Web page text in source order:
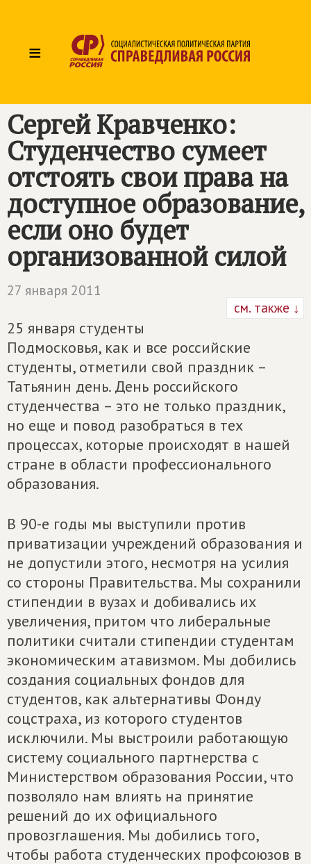
≡
Сергей Кравченко:
Студенчество сумеет
отстоять свои права на
доступное образование,
если оно будет
организованной силой
27 января 2011
см. также ↓
25 января студенты
Подмосковья, как и все российские
студенты, отметили свой праздник –
Татьянин день. День российского
студенчества – это не только праздник,
но еще и повод разобраться в тех
процессах, которые происходят в нашей
стране в области профессионального
образования.
В 90-е годы мы выступили против
приватизации учреждений образования и
не допустили этого, несмотря на усилия
со стороны Правительства. Мы сохранили
стипендии в вузах и добивались их
увеличения, притом что либеральные
политики считали стипендии студентам
экономическим атавизмом. Мы добились
создания социальных фондов для
студентов, как альтернативы Фонду
соцстраха, из которого студентов
исключили. Мы выстроили работающую
систему социального партнерства с
Министерством образования России, что
позволяло нам влиять на принятие
решений до их официального
провозглашения. Мы добились того,
чтобы работа студенческих профсоюзов в